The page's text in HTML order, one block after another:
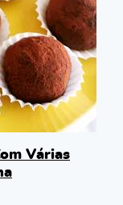
Várias